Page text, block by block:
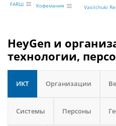
FARШ Кофемания Vasilchuki
HeyGen и
технологии,
ИКТ Организации
Системы Персоны